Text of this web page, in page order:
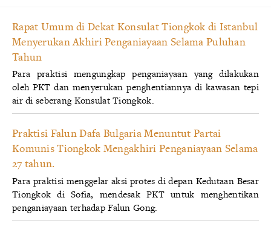
Rapat Umum di Dekat Konsulat Tiongkok di Istanbul
Menyerukan Akhiri Penganiayaan Selama Puluhan
Tahun
Para praktisi mengungkap penganiayaan yang dilakukan
oleh PKT dan menyerukan penghentiannya di kawasan tepi
air di seberang Konsulat Tiongkok.
Praktisi Falun Dafa Bulgaria Menuntut Partai
Komunis Tiongkok Mengakhiri Penganiayaan Selama
27 tahun.
Para praktisi menggelar aksi protes di depan Kedutaan Besar
Tiongkok di Sofia, mendesak PKT untuk menghentikan
penganiayaan terhadap Falun Gong.